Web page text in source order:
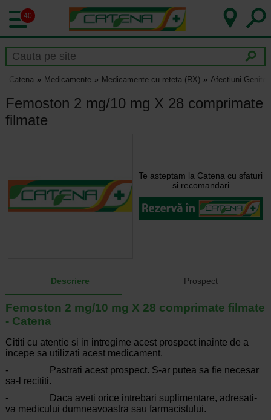
40
Catena Medicamente Medicamente cu reteta (RX) Afectiuni Genito-
Femoston 2 mg/10 mg X 28 comprimate
filmate
Te asteptam la Catena cu sfaturi
si recomandari
Descriere Prospect
Femoston 2 mg/10 mg X 28 comprimate filmate
- Catena
Cititi cu atentie si in intregime acest prospect inainte de a
incepe sa utilizati acest medicament.
- Pastrati acest prospect. S-ar putea sa fie necesar
sa-l recititi.
- Daca aveti orice intrebari suplimentare, adresati-
va medicului dumneavoastra sau farmacistului.